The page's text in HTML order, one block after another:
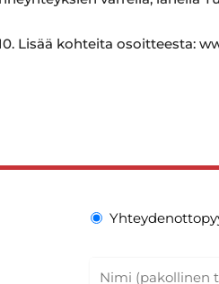
Lisää kohteita osoitteesta: